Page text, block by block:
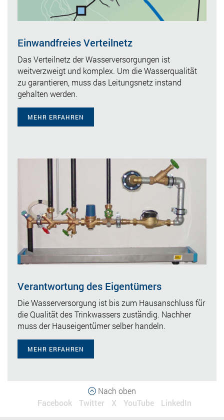
Einwandfreies Verteilnetz
Das Verteilnetz der Wasserversorgungen ist
weitverzweigt und komplex. Um die Wasserqualität
zu garantieren, muss das Leitungsnetz instand
gehalten werden.
MEHR ERFAHREN
Verantwortung des Eigentümers
Die Wasserversorgung ist bis zum Hausanschluss für
die Qualität des Trinkwassers zuständig. Nachher
muss der Hauseigentümer selber handeln.
MEHR ERFAHREN
Nach oben
Facebook
Twitter X YouTube LinkedIn